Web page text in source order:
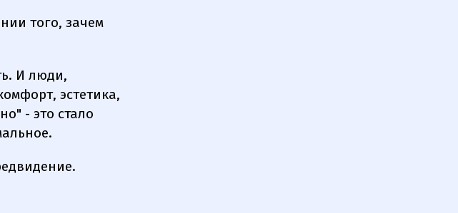
того, зачем
И люди,
эстетика,
- это стало